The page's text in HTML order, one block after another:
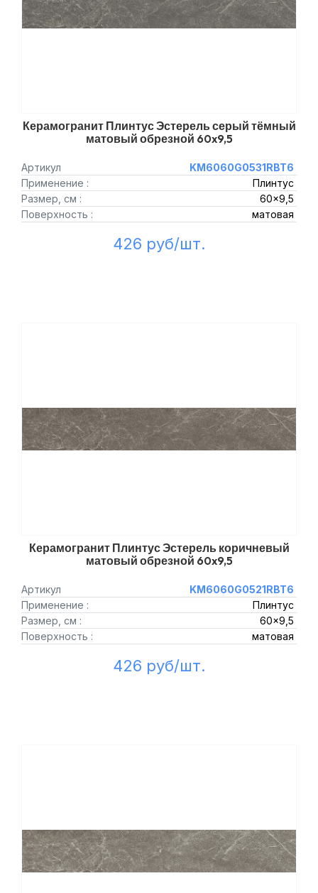
Керамогранит Плинтус Эстерель серый тёмный
матовый обрезной 60x9,5
Артикул
KM6060G0531RBT6
Применение :
Плинтус
Размер, см :
60x9,5
Поверхность :
матовая
426 руб/шт.
Керамогранит Плинтус Эстерель коричневый
матовый обрезной 60x9,5
Артикул
KM6060G0521RBT6
Применение :
Плинтус
Размер, см :
60x9,5
Поверхность :
матовая
426 руб/шт.